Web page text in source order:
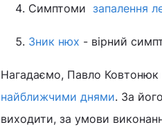
Симптоми запалення
Зник нюх - вірний
Нагадаємо, Павло
найближчими днями. За
виходити, за умови